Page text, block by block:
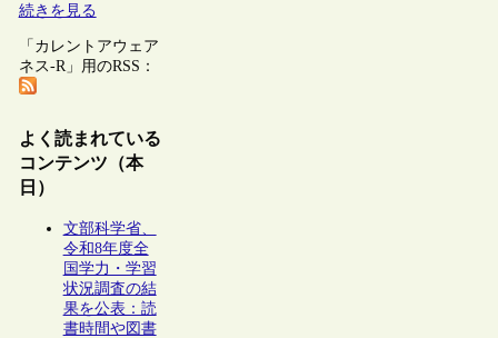
続きを見る
「カレントアウェア
ネス-R」用のRSS：
よく読まれている
コンテンツ（本
日）
文部科学省、
令和8年度全
国学力・学習
状況調査の結
果を公表：読
書時間や図書